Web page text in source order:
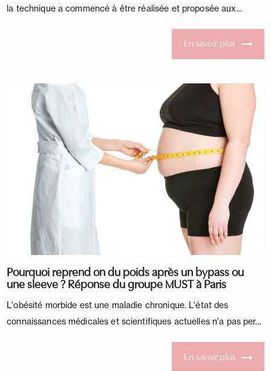
la technique a commencé à être réalisée et proposée aux...
En savoir plus
Pourquoi reprend on du poids après un bypass ou
une sleeve ? Réponse du groupe MUST à Paris
L'obésité morbide est une maladie chronique. L'état des
connaissances médicales et scientifiques actuelles n'a pas per...
En savoir plus